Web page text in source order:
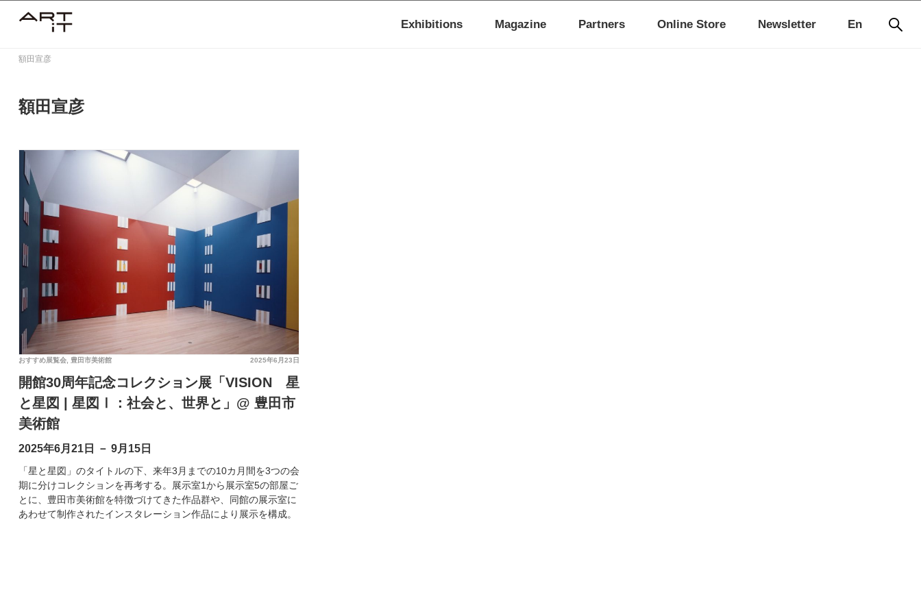
En
Exhibitions Magazine Partners Online Store Newsletter
額田宣彦
額田宣彦
2025年6月23日
おすすめ展覧会 豊田市美術館
開館30周年記念コレクション展「VISION 星
と星図 | 星図Ⅰ：社会と、世界と」@ 豊田市
美術館
2025年6月21日 － 9月15日
「星と星図」のタイトルの下、来年3月までの10カ月間を3つの会
期に分けコレクションを再考する。展示室1から展示室5の部屋ご
とに、豊田市美術館を特徴づけてきた作品群や、同館の展示室に
あわせて制作されたインスタレーション作品により展示を構成。